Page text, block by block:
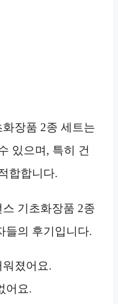
장품 2종 세트는
있으며, 특히 건
합합니다.
기초화장품 2종
들의 후기입니다.
졌어요.
어요.